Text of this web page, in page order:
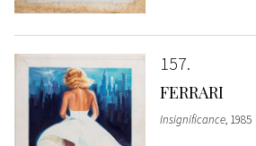
157
FERRARI
Insignificance, 1985